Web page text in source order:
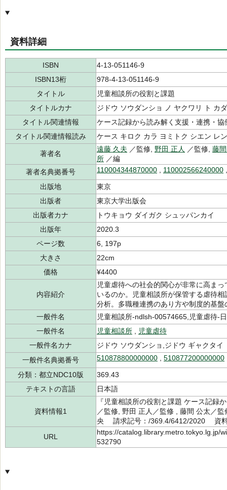
資料詳細
ISBN
4-13-051146-9
ISBN13桁
978-4-13-051146-9
タイトル
児童相談所の役割と課題
タイトルカナ
ジドウ ソウダンショ ノ ヤクワリ ト カ
タイトル関連情報
ケース記録から読み解く支援・連携・協
タイトル関連情報読み
ケース キロク カラ ヨミトク シエン レ
著者名
遠藤 久夫 ／監修, 野田 正人 ／監修, 藤
所 ／編
著者名典拠番号
110004344870000 110002566240000
出版地
東京
出版者
東京大学出版会
出版者カナ
トウキョウ ダイガク シュッパンカイ
出版年
2020.3
ページ数
6, 197p
大きさ
22cm
価格
¥4400
内容紹介
児童虐待への社会的関心が非常に高ま
いるのか。児童相談所が保管する虐待
分析。多職種連携のあり方や制度的基
一般件名
児童相談所-ndlsh-00574665,児童虐待-
一般件名
児童相談所
児童虐待
一般件名カナ
ジドウ ソウダンショ,ジドウ ギャクタイ
一般件名典拠番号
510878800000000 510877200000000
分類：都立NDC10版
369.43
テキストの言語
日本語
資料情報1
『児童相談所の役割と課題 ケース記
／監修, 野田 正人／監修 , 藤間 公太
央 請求記号：/369.4/6412/2020 資料
URL
https://catalog.library.metro.tokyo.lg.jp/
532790